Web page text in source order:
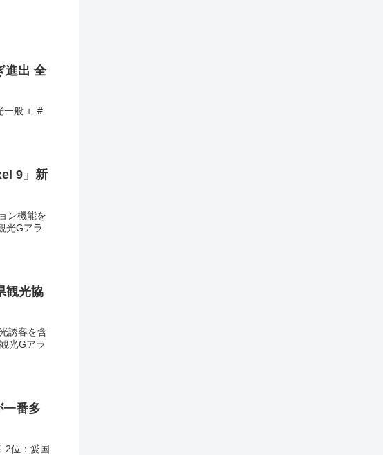
進出 全
一般 +. #
9」新
ン機能を
光Gアラ
観光協
誘客を含
光Gアラ
一番多
2位：愛国